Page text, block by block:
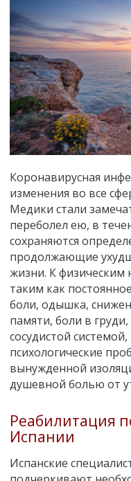
Коронавирусная
изменения во все
Медики стали
переболел ею, в
сохраняются
продолжающие
жизни. К
таким как
боли, одышка,
памяти, боли в
сосудистой
психологические
вынужденной
душевной болью от
Реабилитация
Испании
Испанские